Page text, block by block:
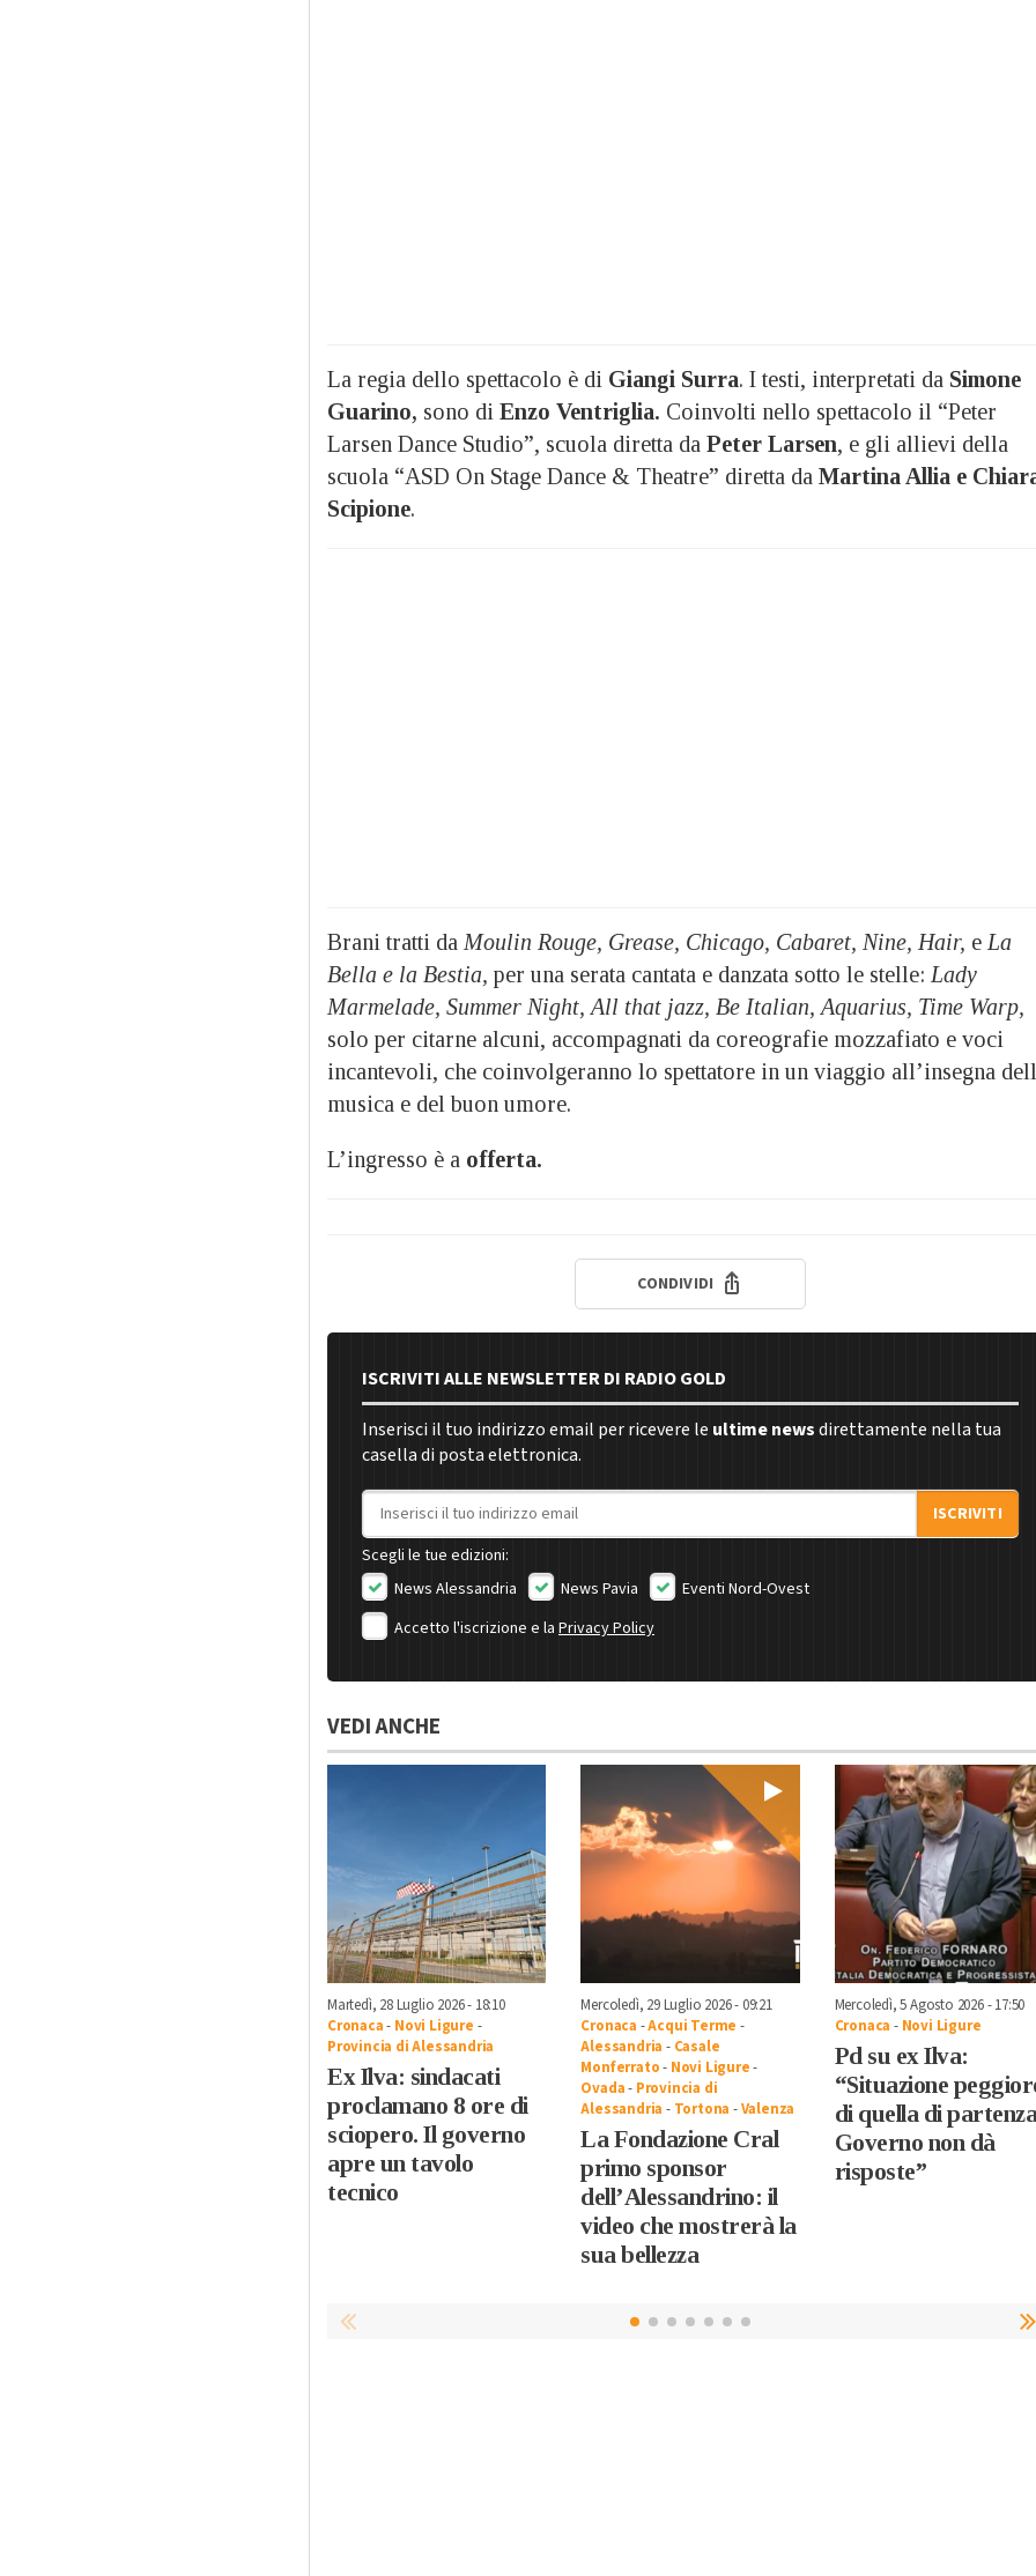
La regia dello spettacolo è di Giangi Surra. I testi, interpretati da Simone
Guarino, sono di Enzo Ventriglia. Coinvolti nello spettacolo il “Peter
Larsen Dance Studio”, scuola diretta da Peter Larsen, e gli allievi della
scuola “ASD On Stage Dance & Theatre” diretta da Martina Allia e
Scipione.
Brani tratti da Moulin Rouge, Grease, Chicago, Cabaret, Nine, Hair, e La
Bella e la Bestia, per una serata cantata e danzata sotto le stelle: Lady
Marmelade, Summer Night, All that jazz, Be Italian, Aquarius, Time Warp,
solo per citarne alcuni, accompagnati da coreografie mozzafiato e voci
incantevoli, che coinvolgeranno lo spettatore in un viaggio all’insegna
musica e del buon umore.
L’ingresso è a offerta.
CONDIVIDI
ISCRIVITI ALLE NEWSLETTER DI RADIO GOLD
Inserisci il tuo indirizzo email per ricevere le ultime newsdirettamente nella tua
casella di posta elettronica.
Indirizzo email
ISCRIVITI
Scegli le tue edizioni:
News Alessandria
News Pavia
Eventi Nord-Ovest
Accetto l'iscrizione e la Privacy Policy
VEDI ANCHE
Martedì, 28 Luglio 2026 - 18:10
Cronaca- Novi Ligure -
Provincia di Alessandria
Ex Ilva: sindacati
proclamano 8 ore di
sciopero. Il governo
apre un tavolo
tecnico
Mercoledì, 29 Luglio 2026 - 09:21
Cronaca -Acqui Terme -
Alessandria - Casale
Monferrato- Novi Ligure-
Ovada- Provincia di
Alessandria - Tortona -Valenza
La Fondazione Cral
primo sponsor
dell’Alessandrino: il
video che mostrerà la
sua bellezza
Mercoledì, 5 Agosto 2026 - 17:50
Cronaca - Novi Ligure
Pd su ex Ilva:
“Situazione
di quella di
Governo non dà
risposte”